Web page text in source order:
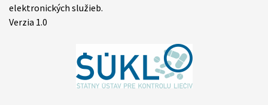
elektronických služieb.
Verzia 1.0